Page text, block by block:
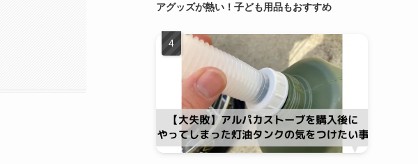
アグッズが熱い！子ども用品もおすすめ